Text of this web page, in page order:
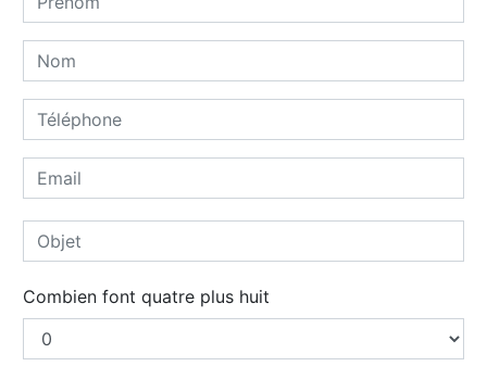
Combien font quatre plus huit